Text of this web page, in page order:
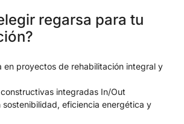
regarsa para tu
en proyectos de rehabilitación integral y
integradas In/Out
sostenibilidad, eficiencia energética y